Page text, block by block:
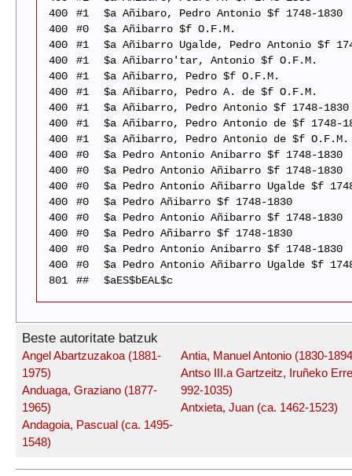
400
#1
$a Añibaro, Pedro Antonio $f 1748-1830
400
#0
$a Añibarro $f O.F.M.
400
#1
$a Añibarro Ugalde, Pedro Antonio $f
400
#1
$a Añibarro'tar, Antonio $f O.F.M.
400
#1
$a Añibarro, Pedro $f O.F.M.
400
#1
$a Añibarro, Pedro A. de $f O.F.M.
400
#1
$a Añibarro, Pedro Antonio $f 1748-1830
400
#1
$a Añibarro, Pedro Antonio de $f 1748-
400
#1
$a Añibarro, Pedro Antonio de $f O.F.M.
400
#0
$a Pedro Antonio Anibarro $f 1748-1830
400
#0
$a Pedro Antonio Añibarro $f 1748-1830
400
#0
$a Pedro Antonio Añibarro Ugalde $f
400
#0
$a Pedro Añibarro $f 1748-1830
400
#0
$a Pedro Antonio Añibarro $f 1748-1830
400
#0
$a Pedro Añibarro $f 1748-1830
400
#0
$a Pedro Antonio Anibarro $f 1748-1830
400
#0
$a Pedro Antonio Añibarro Ugalde $f
801
## $aES$bEAL$c
Beste autoritate batzuk
Angel Abartzuzakoa (1881-
1975)
Anduaga, Graziano (1877-
1965)
Andagoia, Pascual (ca. 1495-
1548)
Antia, Manuel Antonio (1830-
Antso III.a Gartzeitz, Iruñeko
992-1035)
Antxieta, Juan (ca. 1462-1523)